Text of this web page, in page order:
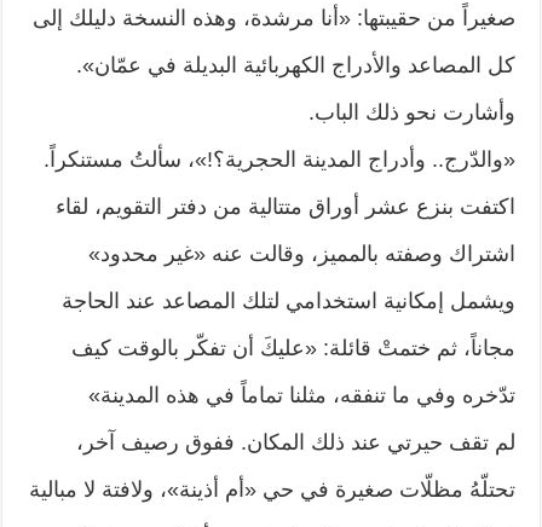
صغيراً من حقيبتها: «أنا مرشدة، وهذه النسخة دليلك إلى
كل المصاعد والأدراج الكهربائية البديلة في عمّان».
وأشارت نحو ذلك الباب.
«والدّرج.. وأدراج المدينة الحجرية؟!»، سألتُ مستنكراً.
اكتفت بنزع عشر أوراق متتالية من دفتر التقويم، لقاء
اشتراك وصفته بالمميز، وقالت عنه «غير محدود»
ويشمل إمكانية استخدامي لتلك المصاعد عند الحاجة
مجاناً، ثم ختمتْ قائلة: «عليكَ أن تفكّر بالوقت كيف
تدّخره وفي ما تنفقه، مثلنا تماماً في هذه المدينة»
لم تقف حيرتي عند ذلك المكان. ففوق رصيف آخر،
تحتلّهُ مظلّات صغيرة في حي «أم أذينة»، ولافتة لا مبالية